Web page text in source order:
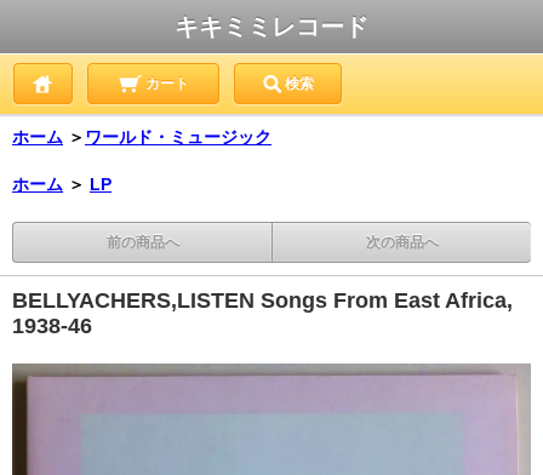
キキミミレコード
カート 検索
ホーム ＞ ワールド・ミュージック
ホーム ＞ LP
前の商品へ 次の商品へ
BELLYACHERS,LISTEN Songs From East Africa,
1938-46